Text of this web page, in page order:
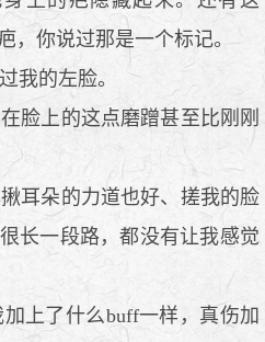
，你说过那是一个标记。
我的左脸。
脸上的这点磨蹭甚至比刚刚
耳朵的力道也好、搓我的脸
长一段路，都没有让我感觉
上了什么buff一样，真伤加